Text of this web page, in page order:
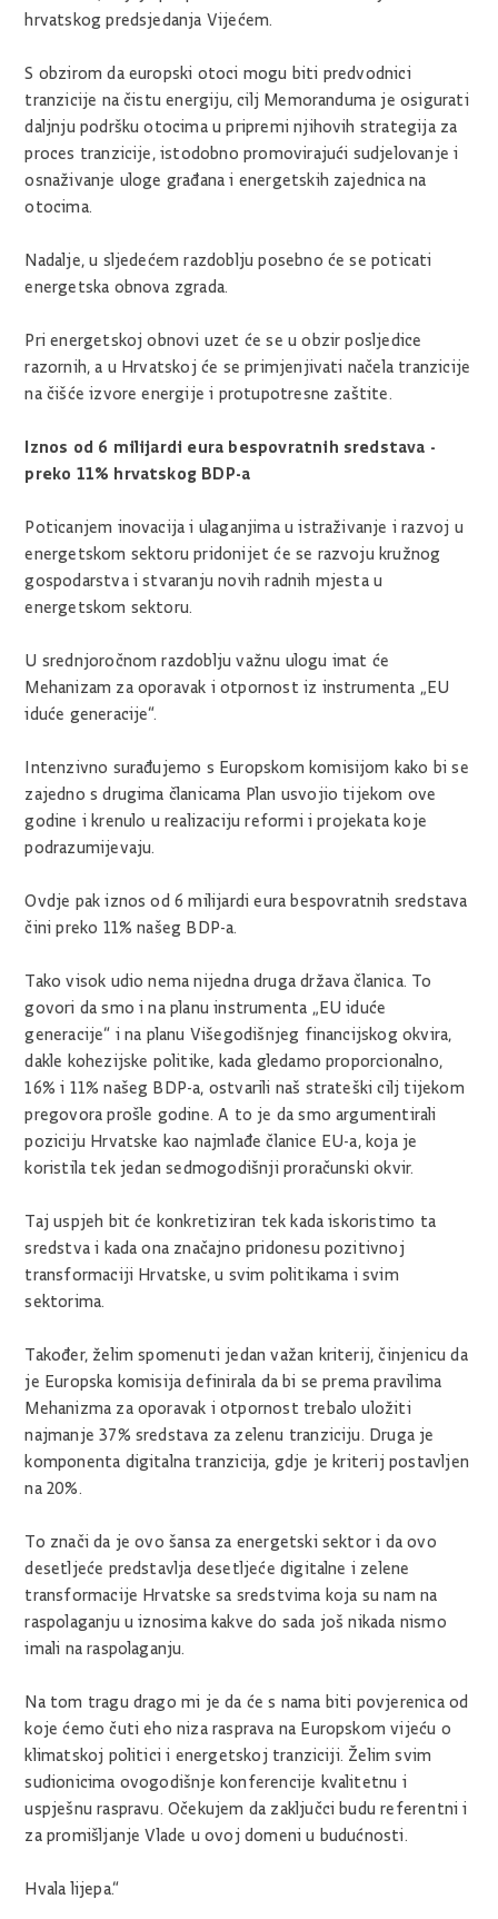
hrvatskog predsjedanja Vijećem.
S obzirom da europski otoci mogu biti predvodnici
tranzicije na čistu energiju, cilj Memoranduma je osigurati
daljnju podršku otocima u pripremi njihovih strategija za
proces tranzicije, istodobno promovirajući sudjelovanje i
osnaživanje uloge građana i energetskih zajednica na
otocima.
Nadalje, u sljedećem razdoblju posebno će se poticati
energetska obnova zgrada.
Pri energetskoj obnovi uzet će se u obzir posljedice
razornih, a u Hrvatskoj će se primjenjivati načela tranzicije
na čišće izvore energije i protupotresne zaštite.
Iznos od 6 milijardi eura bespovratnih sredstava -
preko 11% hrvatskog BDP-a
Poticanjem inovacija i ulaganjima u istraživanje i razvoj u
energetskom sektoru pridonijet će se razvoju kružnog
gospodarstva i stvaranju novih radnih mjesta u
energetskom sektoru.
U srednjoročnom razdoblju važnu ulogu imat će
Mehanizam za oporavak i otpornost iz instrumenta „EU
iduće generacije“.
Intenzivno surađujemo s Europskom komisijom kako bi se
zajedno s drugima članicama Plan usvojio tijekom ove
godine i krenulo u realizaciju reformi i projekata koje
podrazumijevaju.
Ovdje pak iznos od 6 milijardi eura bespovratnih sredstava
čini preko 11% našeg BDP-a.
Tako visok udio nema nijedna druga država članica. To
govori da smo i na planu instrumenta „EU iduće
generacije“ i na planu Višegodišnjeg financijskog okvira,
dakle kohezijske politike, kada gledamo proporcionalno,
16% i 11% našeg BDP-a, ostvarili naš strateški cilj tijekom
pregovora prošle godine. A to je da smo argumentirali
poziciju Hrvatske kao najmlađe članice EU-a, koja je
koristila tek jedan sedmogodišnji proračunski okvir.
Taj uspjeh bit će konkretiziran tek kada iskoristimo ta
sredstva i kada ona značajno pridonesu pozitivnoj
transformaciji Hrvatske, u svim politikama i svim
sektorima.
Također, želim spomenuti jedan važan kriterij, činjenicu da
je Europska komisija definirala da bi se prema pravilima
Mehanizma za oporavak i otpornost trebalo uložiti
najmanje 37% sredstava za zelenu tranziciju. Druga je
komponenta digitalna tranzicija, gdje je kriterij postavljen
na 20%.
To znači da je ovo šansa za energetski sektor i da ovo
desetljeće predstavlja desetljeće digitalne i zelene
transformacije Hrvatske sa sredstvima koja su nam na
raspolaganju u iznosima kakve do sada još nikada nismo
imali na raspolaganju.
Na tom tragu drago mi je da će s nama biti povjerenica od
koje ćemo čuti eho niza rasprava na Europskom vijeću o
klimatskoj politici i energetskoj tranziciji. Želim svim
sudionicima ovogodišnje konferencije kvalitetnu i
uspješnu raspravu. Očekujem da zaključci budu referentni i
za promišljanje Vlade u ovoj domeni u budućnosti.
Hvala lijepa.“